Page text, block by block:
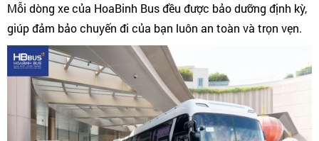
Mỗi dòng xe của HoaBinh Bus đều được bảo dưỡng định kỳ,
giúp đảm bảo chuyến đi của bạn luôn an toàn và trọn vẹn.